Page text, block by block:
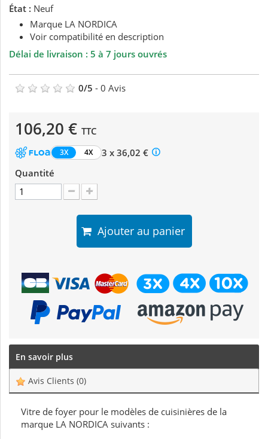
État : Neuf
Marque LA NORDICA
Voir compatibilité en description
Délai de livraison : 5 à 7 jours ouvrés
0/5 - 0 Avis
106,20 € TTC
3X 4X
3 x 36,02 €
Quantité
Ajouter au panier
En savoir plus
Avis Clients (0)
Vitre de foyer pour le modèles de cuisinières de la
marque LA NORDICA suivants :